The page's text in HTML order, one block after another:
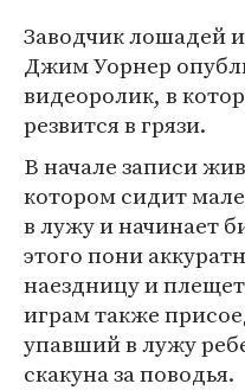
Заводчик лошадей
Джим Уорнер
видеоролик, в
резвится в грязи.
В начале записи
котором сидит
в лужу и начинает
этого пони
наездницу и
играм также
упавший в лужу
скакуна за поводья.